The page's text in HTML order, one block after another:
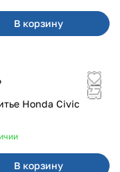
В корзину
Honda Civic
В корзину